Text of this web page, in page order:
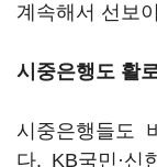
계속해서 선보
시중은행도 활
시중은행들도
다. KB국민·신